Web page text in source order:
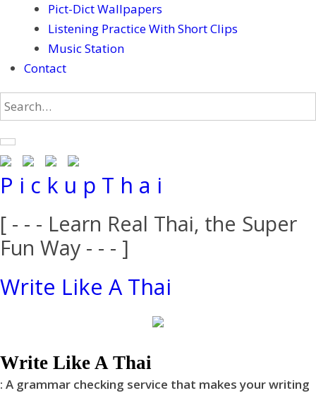
Pict-Dict Wallpapers
Listening Practice With Short Clips
Music Station
Contact
P i c k u p T h a i
[ - - - Learn Real Thai, the Super
Fun Way - - - ]
Write Like A Thai
Write Like A Thai
: A grammar checking service that makes your writing